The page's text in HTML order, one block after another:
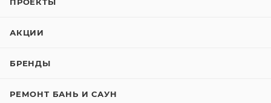
АКЦИИ
БРЕНДЫ
РЕМОНТ БАНЬ И САУН